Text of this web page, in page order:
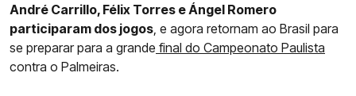
André Carrillo, Félix Torres e Ángel Romero
participaram dos jogos, e agora retornam ao Brasil para
se preparar para a grande final do Campeonato Paulista
contra o Palmeiras.